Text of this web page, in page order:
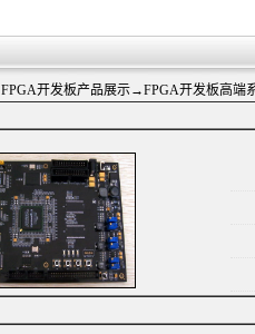
FPGA开发板产品展示→FPGA开发板高端